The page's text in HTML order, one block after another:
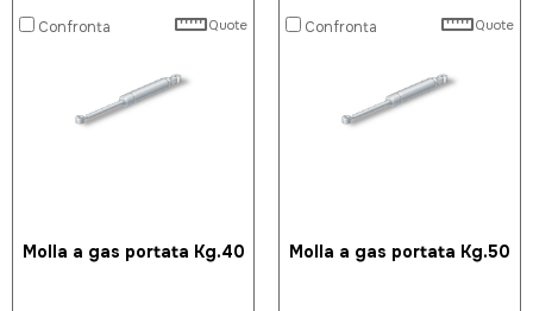
Confronta Quote
Molla a gas portata Kg.40
Confronta Quote
Molla a gas portata Kg.50